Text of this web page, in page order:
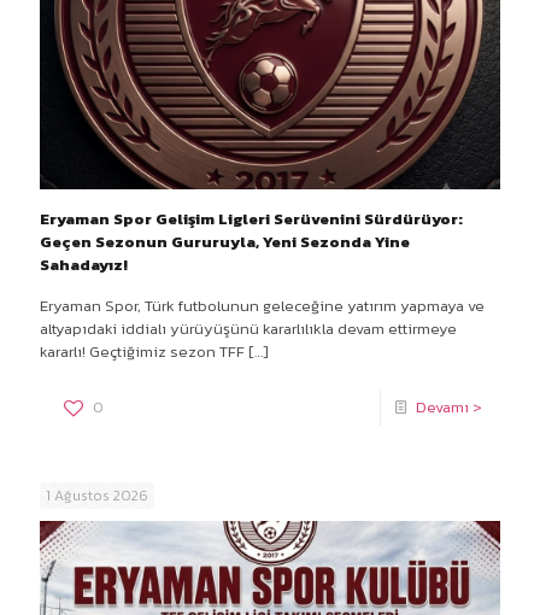
Eryaman Spor Gelişim Ligleri Serüvenini Sürdürüyor:
Geçen Sezonun Gururuyla, Yeni Sezonda Yine
Sahadayız!
Eryaman Spor, Türk futbolunun geleceğine yatırım yapmaya ve
altyapıdaki iddialı yürüyüşünü kararlılıkla devam ettirmeye
kararlı! Geçtiğimiz sezon TFF […]
0 Devamı >
1 Ağustos 2026